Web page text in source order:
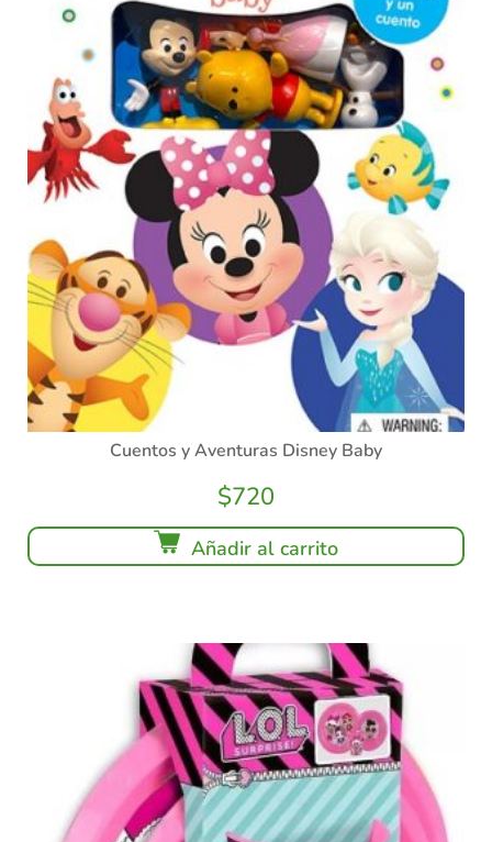
Cuentos y Aventuras Disney Baby
$720
Añadir al carrito